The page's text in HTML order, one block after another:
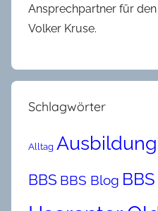
Ansprechpartner für
Volker Kruse.
Schlagwörter
Alltag Ausbildung
BBS BBS Blog